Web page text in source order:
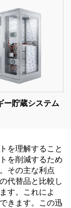
ー貯蔵システム
を理解すること
を削減するため
その主な利点
代替品と比較し
す。これによ
きます。この迅